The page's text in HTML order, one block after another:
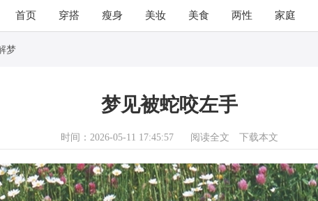
首页 穿搭 瘦身 美妆 美食 两性 家庭
梦
梦见被蛇咬左手
时间：2026-05-11 17:45:57 阅读全文 下载本文